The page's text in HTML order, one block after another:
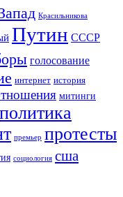
Красильникова
Путин СССР
голосование
интернет история
митинги
политика
премьер протесты
социология сша